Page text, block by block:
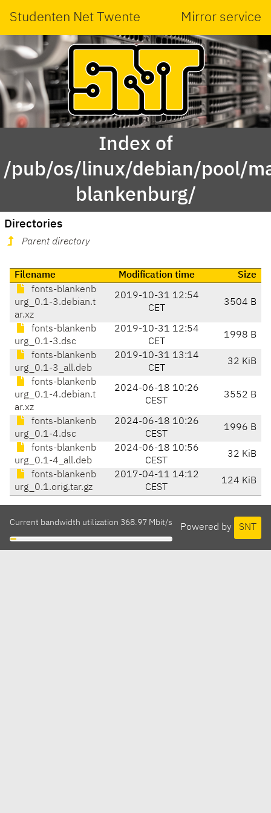
Studenten Net Twente Mirror service
Index of
/pub/os/linux/debian/pool/
blankenburg/
Directories
Parent directory
Filename Modification time
Size
fonts-blankenb
urg_0.1-3.debian.t
ar.xz
2019-10-31 12:54
CET
3504 B
fonts-blankenb
urg_0.1-3.dsc
2019-10-31 12:54
CET
1998 B
fonts-blankenb
urg_0.1-3_all.deb
2019-10-31 13:14
CET
32 KiB
fonts-blankenb
urg_0.1-4.debian.t
ar.xz
2024-06-18 10:26
CEST
3552 B
fonts-blankenb
urg_0.1-4.dsc
2024-06-18 10:26
CEST
1996 B
fonts-blankenb
urg_0.1-4_all.deb
2024-06-18 10:56
CEST
32 KiB
fonts-blankenb
urg_0.1.orig.tar.gz
2017-04-11 14:12
CEST
124 KiB
Powered by SNT
Current bandwidth utilization 368.97 Mbit/s